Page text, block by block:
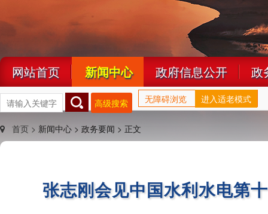
网站首页 新闻中心 政府信息公开 政
高级搜索 无障碍浏览 进入适老模式
首页 > 新闻中心 > 政务要闻 > 正文
张志刚会见中国水利水电第